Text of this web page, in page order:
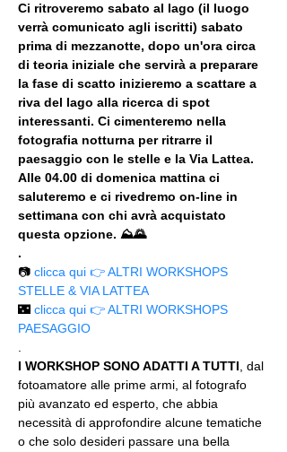
Ci ritroveremo sabato al lago (il luogo
verrà comunicato agli iscritti) sabato
prima di mezzanotte, dopo un'ora circa
di teoria iniziale che servirà a preparare
la fase di scatto inizieremo a scattare a
riva del lago alla ricerca di spot
interessanti. Ci cimenteremo nella
fotografia notturna per ritrarre il
paesaggio con le stelle e la Via Lattea.
Alle 04.00 di domenica mattina ci
saluteremo e ci rivedremo on-line in
settimana con chi avrà acquistato
questa opzione. ⛰🌄
.
📷 clicca qui 👉 ALTRI WORKSHOPS
STELLE & VIA LATTEA
🌃 clicca qui 👉 ALTRI WORKSHOPS
PAESAGGIO
I WORKSHOP SONO ADATTI A TUTTI , dal
fotoamatore alle prime armi, al fotografo
più avanzato ed esperto, che abbia
necessità di approfondire alcune tematiche
o che solo desideri passare una bella